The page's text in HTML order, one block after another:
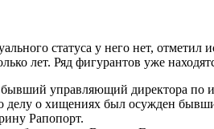
статуса у него нет, отметил
лет. Ряд фигурантов уже
бывший управляющий директора
о хищениях был осужден
Рапопорт.